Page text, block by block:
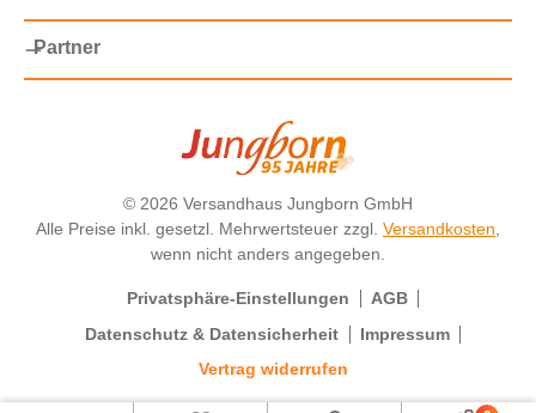
Partner
© 2026 Versandhaus Jungborn GmbH
Alle Preise inkl. gesetzl. Mehrwertsteuer zzgl. Versandkosten,
wenn nicht anders angegeben.
Privatsphäre-Einstellungen
AGB
Datenschutz & Datensicherheit
Impressum
Vertrag widerrufen